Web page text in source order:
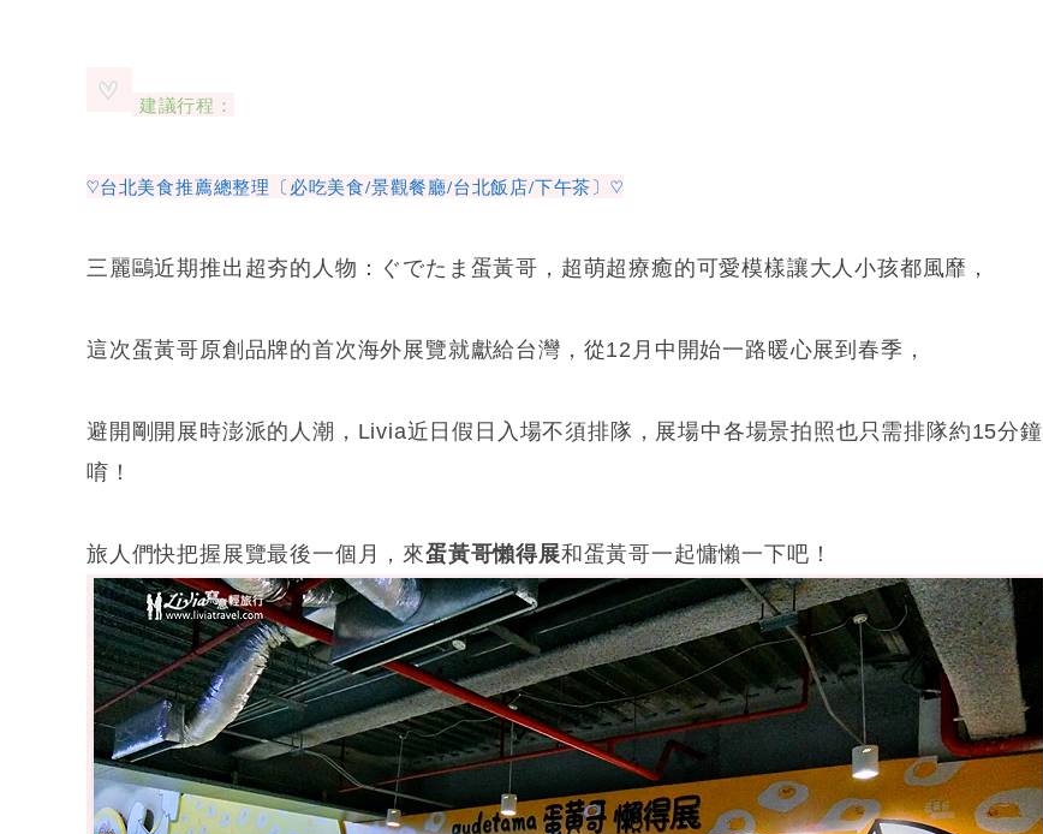
建議行程：
♡台北美食推薦總整理〔必吃美食/景觀餐廳/台北飯店/下午茶〕♡
三麗鷗近期推出超夯的人物：ぐでたま蛋黃哥，超萌超療癒的可愛模樣讓大人小孩都風靡，
這次蛋黃哥原創品牌的首次海外展覽就獻給台灣，從12月中開始一路暖心展到春季，
避開剛開展時澎派的人潮，Livia近日假日入場不須排隊，展場中各場景拍照也只需排隊約15分鐘
唷！
旅人們快把握展覽最後一個月，來蛋黃哥懶得展和蛋黃哥一起慵懶一下吧！